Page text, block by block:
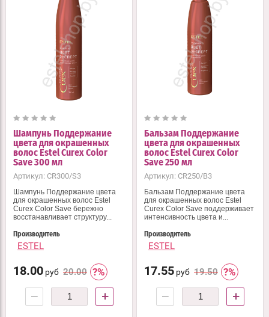
Шампунь Поддержание
цвета для окрашенных
волос Estel Curex Color
Save 300 мл
Артикул: CR300/S3
Шампунь Поддержание цвета
для окрашенных волос Estel
Curex Color Save бережно
восстанавливает структуру...
Производитель
ESTEL
20.00
18.00 руб
− +
Бальзам Поддержание
цвета для окрашенных
волос Estel Curex Color
Save 250 мл
Артикул: CR250/B3
Бальзам Поддержание цвета
для окрашенных волос Estel
Curex Color Save поддерживает
интенсивность цвета и...
Производитель
ESTEL
19.50
17.55 руб
− +